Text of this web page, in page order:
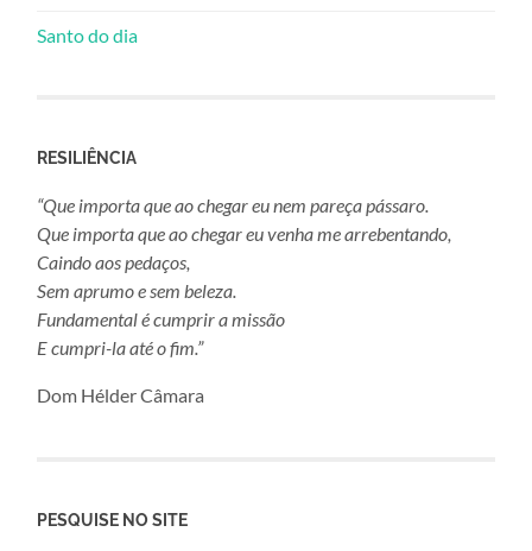
Santo do dia
RESILIÊNCIA
“Que importa que ao chegar eu nem pareça pássaro.
Que importa que ao chegar eu venha me arrebentando,
Caindo aos pedaços,
Sem aprumo e sem beleza.
Fundamental é cumprir a missão
E cumpri-la até o fim.”
Dom Hélder Câmara
PESQUISE NO SITE